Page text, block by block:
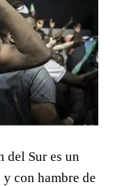
del Sur es un
con hambre de